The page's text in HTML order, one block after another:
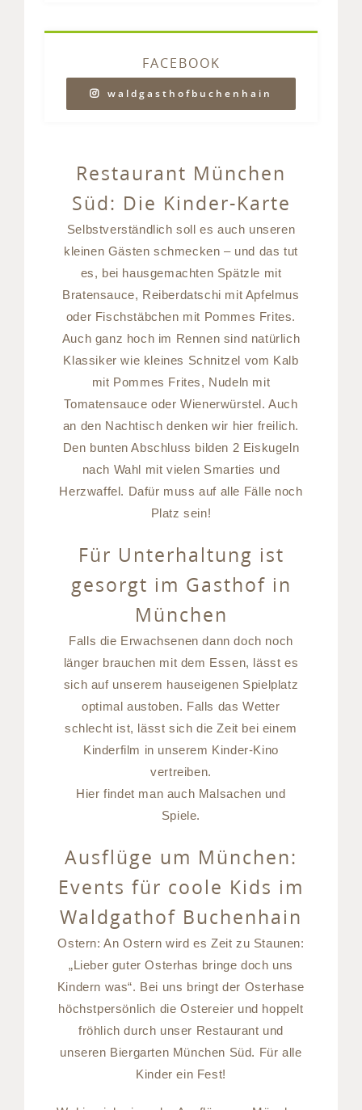
FACEBOOK
waldgasthofbuchenhain
Restaurant München
Süd: Die Kinder-Karte
Selbstverständlich soll es auch unseren
kleinen Gästen schmecken – und das tut
es, bei hausgemachten Spätzle mit
Bratensauce, Reiberdatschi mit Apfelmus
oder Fischstäbchen mit Pommes Frites.
Auch ganz hoch im Rennen sind natürlich
Klassiker wie kleines Schnitzel vom Kalb
mit Pommes Frites, Nudeln mit
Tomatensauce oder Wienerwürstel. Auch
an den Nachtisch denken wir hier freilich.
Den bunten Abschluss bilden 2 Eiskugeln
nach Wahl mit vielen Smarties und
Herzwaffel. Dafür muss auf alle Fälle noch
Platz sein!
Für Unterhaltung ist
gesorgt im Gasthof in
München
Falls die Erwachsenen dann doch noch
länger brauchen mit dem Essen, lässt es
sich auf unserem hauseigenen Spielplatz
optimal austoben. Falls das Wetter
schlecht ist, lässt sich die Zeit bei einem
Kinderfilm in unserem Kinder-Kino
vertreiben.
Hier findet man auch Malsachen und
Spiele.
Ausflüge um München:
Events für coole Kids im
Waldgathof Buchenhain
Ostern: An Ostern wird es Zeit zu Staunen:
„Lieber guter Osterhas bringe doch uns
Kindern was“. Bei uns bringt der Osterhase
höchstpersönlich die Ostereier und hoppelt
fröhlich durch unser Restaurant und
unseren Biergarten München Süd. Für alle
Kinder ein Fest!